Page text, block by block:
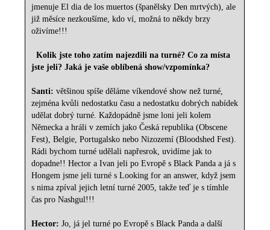
jmenuje El dia de los muertos (španělsky Den mrtvých), ale
již měsíce nezkoušíme, kdo ví, možná to někdy brzy
oživíme!!!
Kolik jste toho zatím najezdili na turné? Co za místa
jste jeli? Jaká je vaše oblíbená show/vzpomínka?
Santi:většinou spíše děláme víkendové show než turné,
zejména kvůli nedostatku času a nedostatku dobrých nabídek
udělat dobrý turné. Každopádně jsme loni jeli kolem
Německa a hráli v zemích jako Česká republika (Obscene
Fest), Belgie, Portugalsko nebo Nizozemí (Bloodshed Fest).
Rádi bychom turné udělali napřesrok, uvidíme jak to
dopadne!! Hector a Ivan jeli po Evropě s Black Panda a já s
Hongem jsme jeli turné s Looking for an answer, když jsem
s nima zpíval jejich letní turné 2005, takže teď je s tímhle
čas pro Nashgul!!!
Hector:Jo, já jel turné po Evropě s Black Panda a další